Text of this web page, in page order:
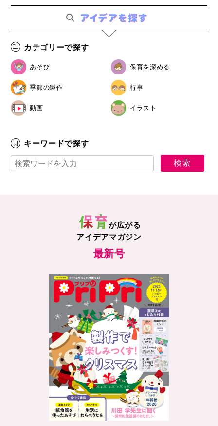
カテゴリーで探す
あそび 保育を深める
季節の製作 行事
動画 イラスト
キーワードで探す
が広がる
アイデアマガジン
最新号